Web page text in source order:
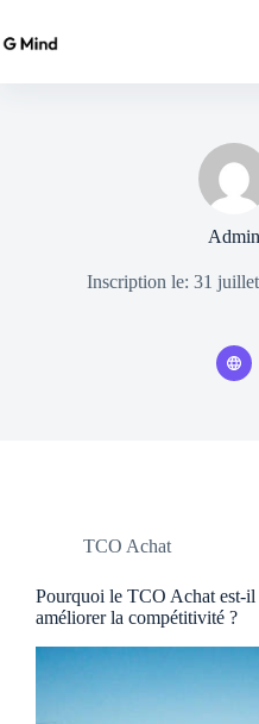
contenu
Admin
Inscription le: 31
TCO Achat
Pourquoi le TCO Achat est-
améliorer la compétitivité ?